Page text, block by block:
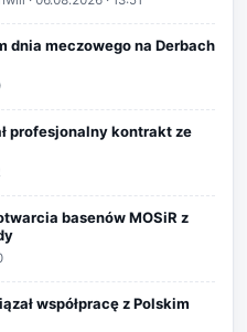
dnia meczowego na Derbach
profesjonalny kontrakt ze
basenów MOSiR z
współpracę z Polskim